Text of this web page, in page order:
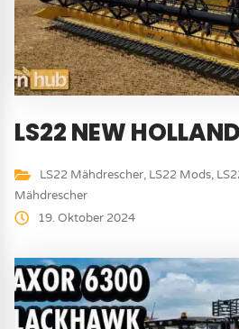
LS22 NEW
LS22 Mähdrescher, LS22 Mods,
Mähdrescher
19. Oktober 2024